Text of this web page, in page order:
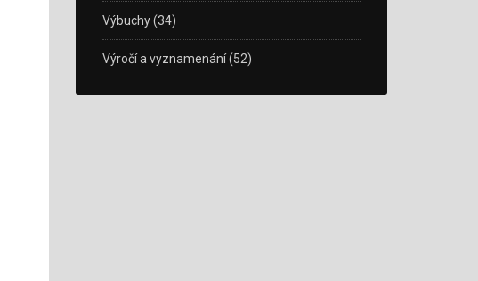
Výbuchy(34)
Výročí a vyznamenání(52)